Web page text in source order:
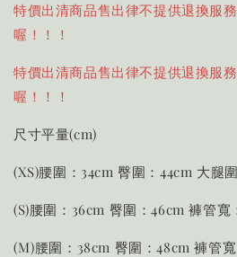
特價出清商品售出律不提供退換服
喔！！！
特價出清商品售出律不提供退換服
喔！！！
尺寸平量(cm)
(XS)腰圍：34cm 臀圍：44cm 大腿
(S)腰圍：36cm 臀圍：46cm 褲管寬
(M)腰圍：38cm 臀圍：48cm 褲管